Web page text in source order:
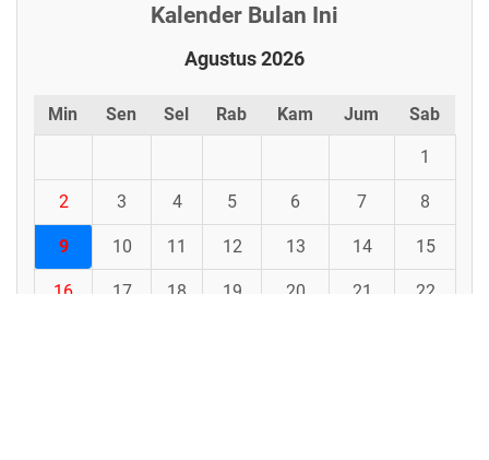
Kalender Bulan Ini
Agustus 2026
Min Sen Sel Rab Kam Jum Sab
1
2 3 4 5 6 7 8
9 10 11 12 13 14 15
16 17 18 19 20 21 22